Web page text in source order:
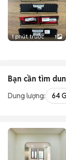
1 phút trước 1
Bạn cần tìm
Dung lượng: 64